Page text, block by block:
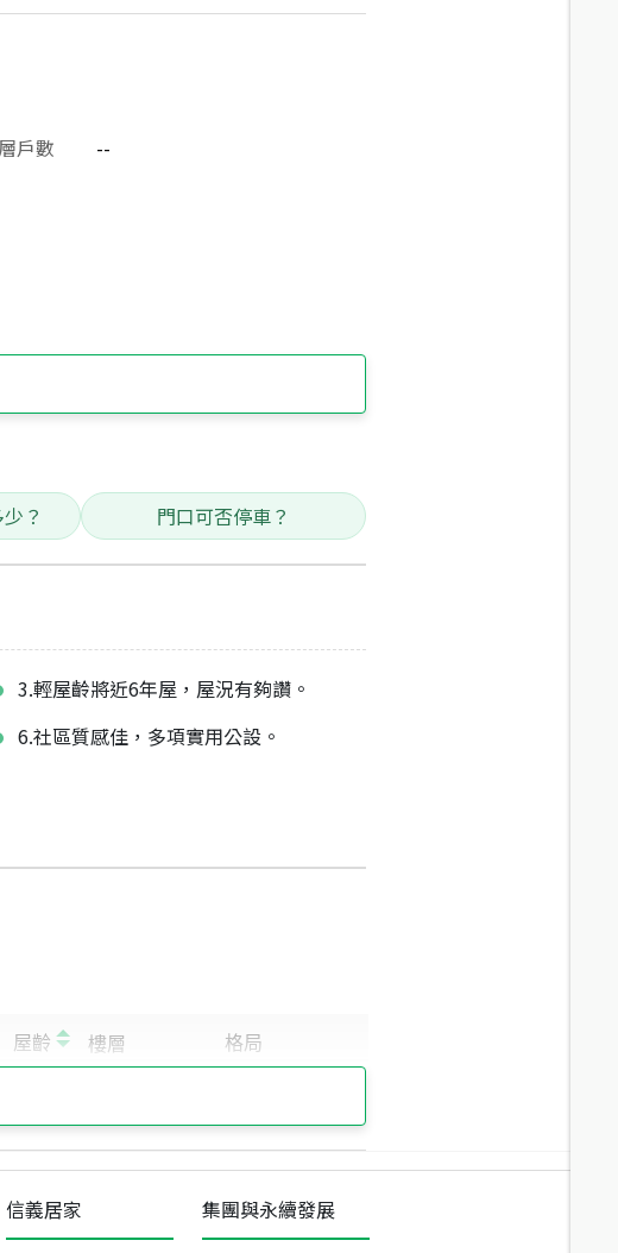
戶數
--
？ 門口可否停車？
3.輕屋齡將近6年屋，屋況有夠讚。
6.社區質感佳，多項實用公設。
信義居家 集團與永續發展